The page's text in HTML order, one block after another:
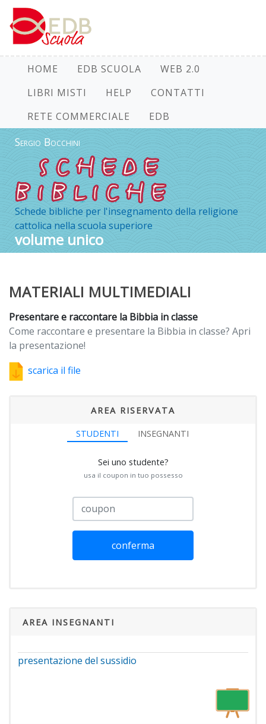
HOME EDB SCUOLA
WEB 2.0
LIBRI MISTI
HELP
CONTATTI
RETE COMMERCIALE
EDB
Sergio Bocchini
Schede bibliche per l'insegnamento della religione
cattolica nella scuola superiore
volume unico
MATERIALI MULTIMEDIALI
Presentare e raccontare la Bibbia in classe
Come raccontare e presentare la Bibbia in classe? Apri
la presentazione!
scarica il file
AREA RISERVATA
STUDENTI INSEGNANTI
Sei uno studente?
usa il coupon in tuo possesso
conferma
AREA INSEGNANTI
presentazione del sussidio